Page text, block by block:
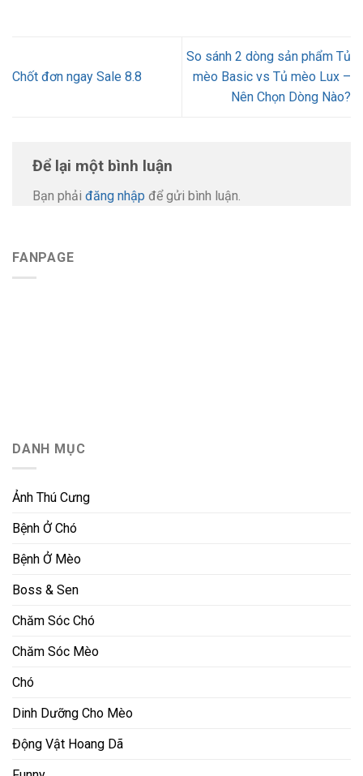
Chốt đơn ngay Sale 8.8
So sánh 2 dòng sản phẩm Tủ
mèo Basic vs Tủ mèo Lux –
Nên Chọn Dòng Nào?
Để lại một bình luận
Bạn phải đăng nhập để gửi bình luận.
FANPAGE
DANH MỤC
Ảnh Thú Cưng
Bệnh Ở Chó
Bệnh Ở Mèo
Boss & Sen
Chăm Sóc Chó
Chăm Sóc Mèo
Chó
Dinh Dưỡng Cho Mèo
Động Vật Hoang Dã